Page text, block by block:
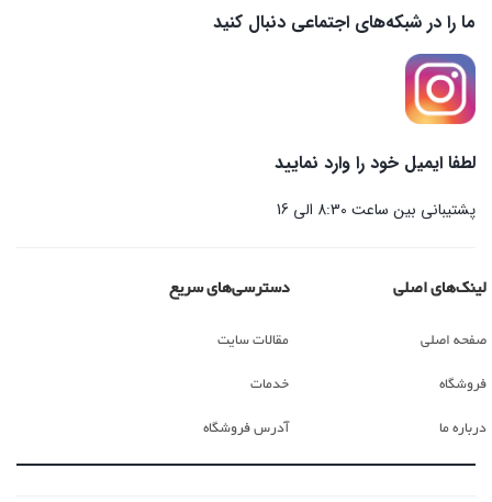
ما را در شبکه‌های اجتماعی دنبال کنید
لطفا ایمیل خود را وارد نمایید
پشتیبانی بین ساعت 8:30 الی 16
لینک‌های اصلی
صفحه اصلی
فروشگاه
درباره ما
دسترسی‌های سریع
مقالات سایت
خدمات
آدرس فروشگاه